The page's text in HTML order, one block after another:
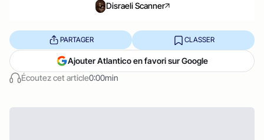
Disraeli Scanner
Écoutez cet article0:00min
PARTAGER CLASSER
Ajouter Atlantico en favori sur Google